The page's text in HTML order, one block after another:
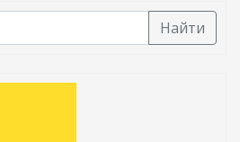
Найти
используйте